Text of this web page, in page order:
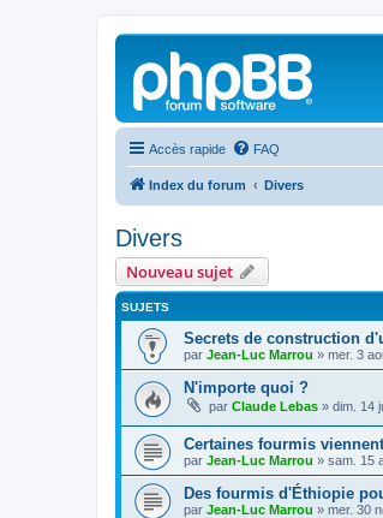
Accès rapide FAQ
Index du forum Divers
Divers
Nouveau sujet
SUJETS
Secrets de construction
par Jean-Luc Marrou » mer. 3
N'importe quoi ?
par Claude Lebas » dim. 14
Certaines fourmis
par Jean-Luc Marrou » sam. 15
Des fourmis d'Éthiopie
par Jean-Luc Marrou » mer. 30